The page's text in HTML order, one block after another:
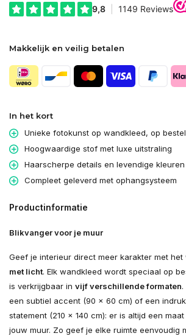
Makkelijk en veilig betalen
In het kort
Unieke fotokunst op wandkleed, op
Hoogwaardige stof met luxe uitstraling
Haarscherpe details en levendige kleuren
Compleet geleverd met ophangsysteem
Productinformatie
Blikvanger voor je muur
Geef je interieur direct meer karakter met het
met licht. Elk wandkleed wordt speciaal op
is verkrijgbaar in vijf verschillende formaten
een subtiel accent (90 × 60 cm) of een
statement (210 × 140 cm): er is altijd een
jouw muur. Zo geef je elke ruimte eenvoudig